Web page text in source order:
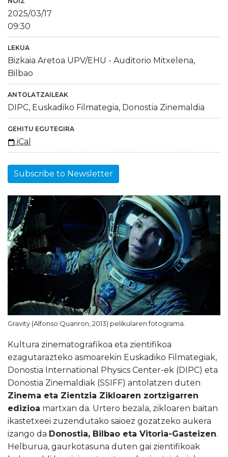
2025/03/17
09:30
LEKUA
Bizkaia Aretoa UPV/EHU - Auditorio Mitxelena,
Bilbao
ANTOLATZAILEAK
DIPC, Euskadiko Filmategia, Donostia Zinemaldia
GEHITU EGUTEGIRA
iCal
Subscribe to Newsletter
Gravity (Alfonso Quanron, 2013) pelikularen fotograma.
Kultura zinematografikoa eta zientifikoa
ezagutarazteko asmoarekin Euskadiko Filmategiak,
Donostia International Physics Center-ek (DIPC) eta
Donostia Zinemaldiak (SSIFF) antolatzen duten
Zinema eta Zientzia Zikloaren zortzigarren
edizioa martxan da. Urtero bezala, zikloaren baitan
ikastetxeei zuzendutako saioez gozatzeko aukera
izango da Donostia, Bilbao eta Vitoria-Gasteizen.
Helburua, gaurkotasuna duten gai zientifikoak